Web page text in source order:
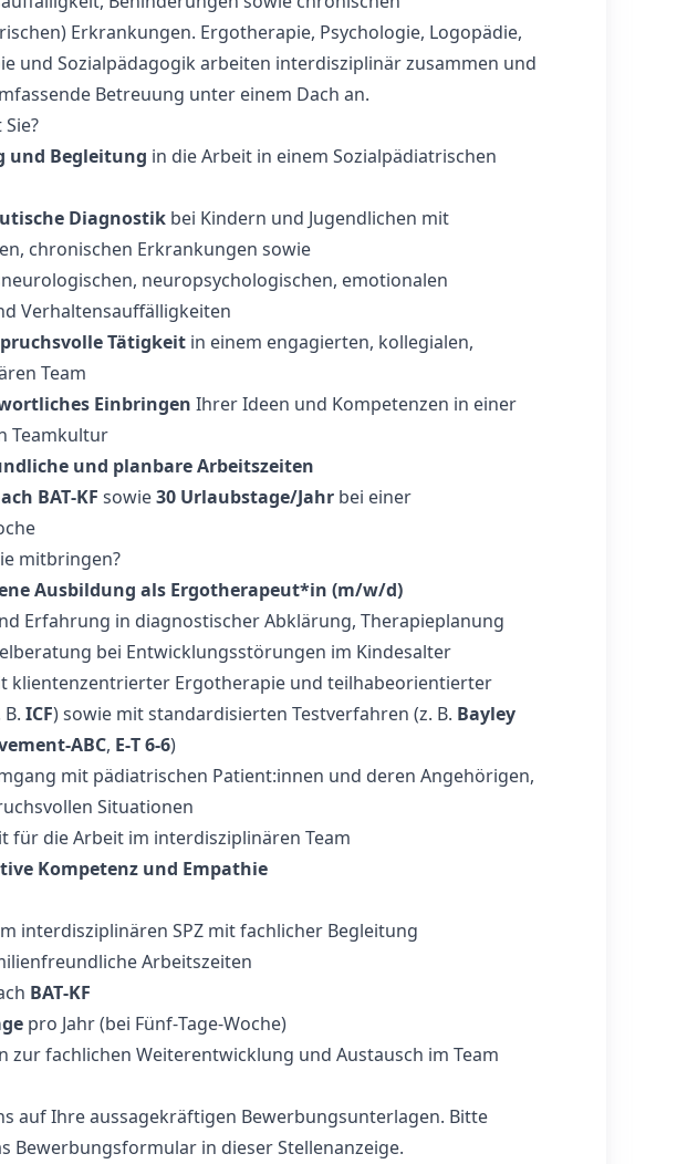
Erkrankungen. Ergotherapie, Psychologie, Logopädie,
und Sozialpädagogik arbeiten interdisziplinär zusammen und
Betreuung unter einem Dach an.
und Begleitung in die Arbeit in einem Sozialpädiatrischen
Diagnostik bei Kindern und Jugendlichen mit
chronischen Erkrankungen sowie
neuropsychologischen, emotionalen
Verhaltensauffälligkeiten
Tätigkeit in einem engagierten, kollegialen,
Team
Einbringen Ihrer Ideen und Kompetenzen in einer
Teamkultur
und planbare Arbeitszeiten
BAT‑KF sowie30 Urlaubstage/Jahr bei einer
mitbringen?
Ausbildung als Ergotherapeut*in (m/w/d)
Erfahrung in diagnostischer Abklärung, Therapieplanung
bei Entwicklungsstörungen im Kindesalter
klientenzentrierter Ergotherapie und teilhabeorientierter
ICF) sowie mit standardisierten Testverfahren (z. B. Bayley
, E‑T 6-6)
mit pädiatrischen Patient:innen und deren Angehörigen,
Situationen
für die Arbeit im interdisziplinären Team
Kompetenz und Empathie
interdisziplinären SPZ mit fachlicher Begleitung
Arbeitszeiten
BAT‑KF
pro Jahr (bei Fünf‑Tage‑Woche)
zur fachlichen Weiterentwicklung und Austausch im Team
auf Ihre aussagekräftigen Bewerbungsunterlagen. Bitte
Bewerbungsformular in dieser Stellenanzeige.